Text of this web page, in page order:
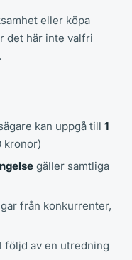
eller köpa
det här inte valfri
kan uppgå till 1
kronor)
gäller samtliga
från konkurrenter,
följd av en utredning